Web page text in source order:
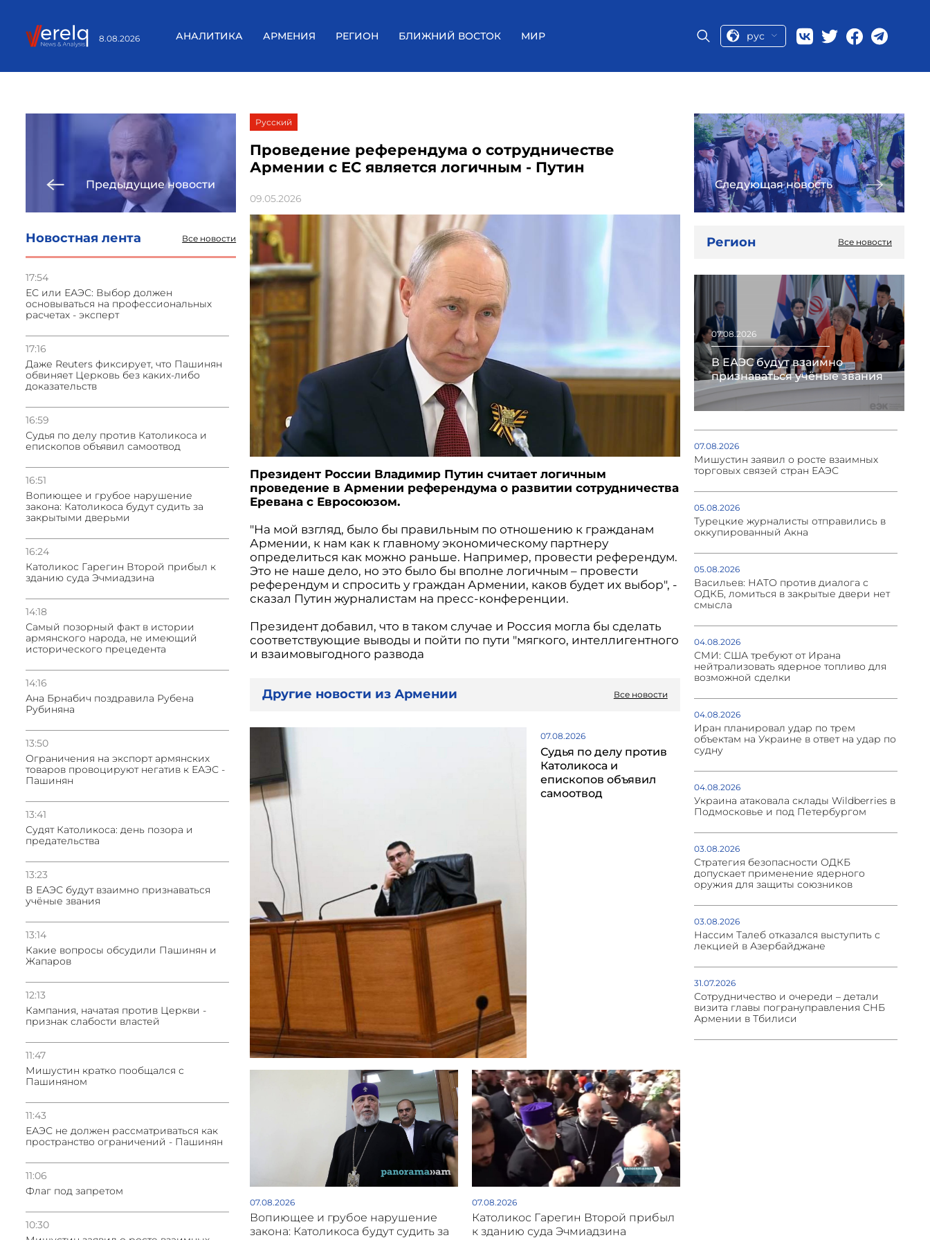
8.08.2026 АНАЛИТИКА АРМЕНИЯ РЕГИОН БЛИЖНИЙ ВОСТОК МИР рус
Предыдущие новости
Новостная лента Все новости
17:54
ЕС или ЕАЭС: Выбор должен
основываться на профессиональных
расчетах - эксперт
17:16
Даже Reuters фиксирует, что Пашинян
обвиняет Церковь без каких-либо
доказательств
16:59
Судья по делу против Католикоса и
епископов объявил самоотвод
16:51
Вопиющее и грубое нарушение
закона: Католикоса будут судить за
закрытыми дверьми
16:24
Католикос Гарегин Второй прибыл к
зданию суда Эчмиадзина
14:18
Самый позорный факт в истории
армянского народа, не имеющий
исторического прецедента
14:16
Ана Брнабич поздравила Рубена
Рубиняна
13:50
Oграничения на экспорт армянских
товаров провоцируют негатив к ЕАЭС -
Пашинян
13:41
Судят Католикоса: день позора и
предательства
13:23
В ЕАЭС будут взаимно признаваться
учёные звания
13:14
Какие вопросы обсудили Пашинян и
Жапаров
12:13
Кампания, начатая против Церкви -
признак слабости властей
11:47
Мишустин кратко пообщался с
Пашиняном
11:43
ЕАЭС не должен рассматриваться как
пространство ограничений - Пашинян
11:06
Флаг под запретом
10:30
Русский
Проведение референдума о сотрудничестве
Армении с ЕС является логичным - Путин
09.05.2026
Президент России Владимир Путин считает логичным
проведение в Армении референдума о развитии сотрудничества
Еревана с Евросоюзом.
"На мой взгляд, было бы правильным по отношению к гражданам
Армении, к нам как к главному экономическому партнеру
определиться как можно раньше. Например, провести референдум.
Это не наше дело, но это было бы вполне логичным – провести
референдум и спросить у граждан Армении, каков будет их выбор", -
сказал Путин журналистам на пресс-конференции.
Президент добавил, что в таком случае и Россия могла бы сделать
соответствующие выводы и пойти по пути "мягкого, интеллигентного
и взаимовыгодного развода
Другие новости из Армении Все новости
07.08.2026
Судья по делу против
Католикоса и
епископов объявил
самоотвод
07.08.2026
Вопиющее и грубое нарушение
закона: Католикоса будут судить за
07.08.2026
Католикос Гарегин Второй прибыл
к зданию суда Эчмиадзина
Следующая новость
Регион Все новости
07.08.2026
В ЕАЭС будут взаимно
признаваться учёные звания
07.08.2026
Мишустин заявил о росте взаимных
торговых связей стран ЕАЭС
05.08.2026
Турецкие журналисты отправились в
оккупированный Акна
05.08.2026
Васильев: НАТО против диалога с
ОДКБ, ломиться в закрытые двери нет
смысла
04.08.2026
СМИ: США требуют от Ирана
нейтрализовать ядерное топливо для
возможной сделки
04.08.2026
Иран планировал удар по трем
объектам на Украине в ответ на удар по
судну
04.08.2026
Украина атаковала склады Wildberries в
Подмосковье и под Петербургом
03.08.2026
Стратегия безопасности ОДКБ
допускает применение ядерного
оружия для защиты союзников
03.08.2026
Нассим Талеб отказался выступить с
лекцией в Азербайджане
31.07.2026
Сотрудничество и очереди – детали
визита главы погрануправления СНБ
Армении в Тбилиси